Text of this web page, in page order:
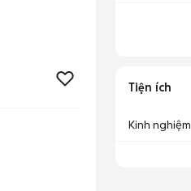
Tiện ích
Kinh nghiệm